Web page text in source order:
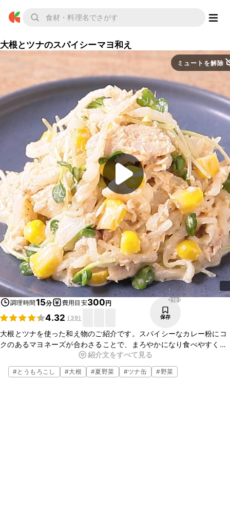
大根とツナのスパイシーマヨ和え
ミュートを解除
調理時間15分 費用目安300円
4.32 ( 39)
2181
保存
大根とツナを使った和え物のご紹介です。スパイシーなカレー粉にコ
クのあるマヨネーズが合わさることで、まろやかになり食べやすくな
ります。おかずにはもちろんですが、お酒のおつまみにもぴったりな
一品です。簡単に作ることができるので、食卓にもう一品欲しい時や
忙しい時などにもおすすめですよ。ぜひ、作ってみてくださいね。
紹介文をすべて見る
#とうもろこし #大根 #夏野菜 #ツナ缶 #野菜